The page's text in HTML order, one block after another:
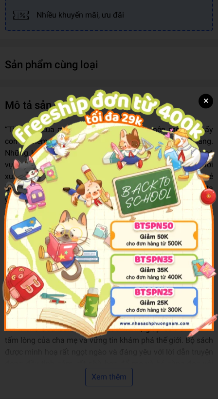
Nhiều khuyến mãi, ưu đãi
Sản phẩm cùng loại
Mô tả sản phẩm
“Tình yêu của mẹ dành cho con quá lớn nên mỗi khi thấy
con có điểm thiếu sót, những bà mẹ thường vô cùng lo lắng.
Những khi ấy, các bà mẹ hãy nói với con rằng: dù con có
vụng về, dù con có làm sai, dù con khác với những người
xung quanh thì cũng không sao cả. Bởi thực ra mỗi đứa trẻ
đều lớn lên mỗi ngày theo nhịp độ của riêng mình. Chúng ta
yêu bọn trẻ không phải vì chúng toàn diện hoàn hảo, mà bởi
vì chúng là duy nhất. Tôi mong muốn rằng cuốn sách này sẽ
giúp chúng ta đón nhận những đứa trẻ với vẻ đẹp tâm hồn
của riêng chúng.”
- Cho Seon-mi – Cố vấn chương trình Giáo dục trẻ em đài
EBS, Giảng viên khoa Y học Sức khoẻ Tinh thần, trường Đại
học Aju, Hàn Quốc.
------
Bộ sách Lòng Mẹ Bao Lalà lời thủ thỉ tâm sự của người mẹ
dành cho đứa con bé bỏng của mình, giúp con thấu hiểu
tấm lòng của cha mẹ và vững tin khám phá thế giới. Bộ sách
Xem thêm
×